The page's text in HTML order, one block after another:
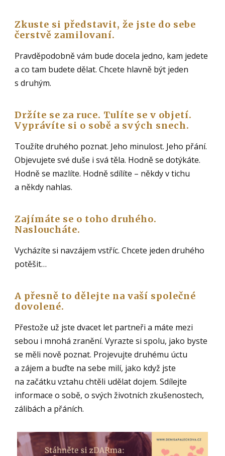
Zkuste si představit, že jste do sebe
čerstvě zamilovaní.
Pravděpodobně vám bude docela jedno, kam jedete
a co tam budete dělat. Chcete hlavně být jeden
s druhým.
Držíte se za ruce. Tulíte se v objetí.
Vyprávíte si o sobě a svých snech.
Toužíte druhého poznat. Jeho minulost. Jeho přání.
Objevujete své duše i svá těla. Hodně se dotýkáte.
Hodně se mazlíte. Hodně sdílíte – někdy v tichu
a někdy nahlas.
Zajímáte se o toho druhého.
Nasloucháte.
Vycházíte si navzájem vstříc. Chcete jeden druhého
potěšit…
A přesně to dělejte na vaší společné
dovolené.
Přestože už jste dvacet let partneři a máte mezi
sebou i mnohá zranění. Vyrazte si spolu, jako byste
se měli nově poznat. Projevujte druhému úctu
a zájem a buďte na sebe milí, jako když jste
na začátku vztahu chtěli udělat dojem. Sdílejte
informace o sobě, o svých životních zkušenostech,
zálibách a přáních.